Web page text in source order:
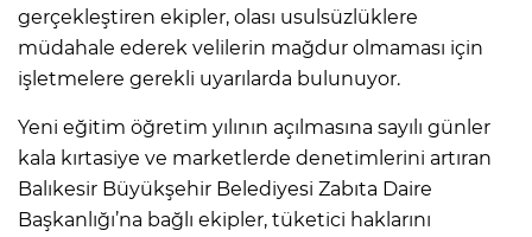
gerçekleştiren ekipler, olası usulsüzlüklere
müdahale ederek velilerin mağdur olmaması için
işletmelere gerekli uyarılarda bulunuyor.
Yeni eğitim öğretim yılının açılmasına sayılı günler
kala kırtasiye ve marketlerde denetimlerini artıran
Balıkesir Büyükşehir Belediyesi Zabıta Daire
Başkanlığı’na bağlı ekipler, tüketici haklarını